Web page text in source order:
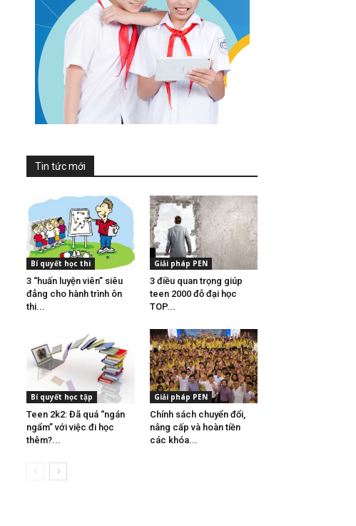
Tin tức mới
Bí quyết học thi
3 “huấn luyện viên” siêu
đẳng cho hành trình ôn
thi...
Giải pháp PEN
3 điều quan trọng giúp
teen 2000 đỗ đại học
TOP...
Bí quyết học tập
Teen 2k2: Đã quá “ngán
ngẩm” với việc đi học
thêm?...
Giải pháp PEN
Chính sách chuyển đổi,
nâng cấp và hoàn tiền
các khóa...